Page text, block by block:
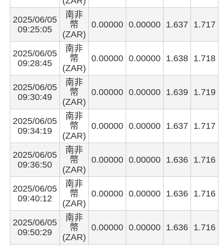
2025/06/05
09:25:05
南非
幣
(ZAR)
0.00000 0.00000 1.637 1.717
2025/06/05
09:28:45
南非
幣
(ZAR)
0.00000 0.00000 1.638 1.718
2025/06/05
09:30:49
南非
幣
(ZAR)
0.00000 0.00000 1.639 1.719
2025/06/05
09:34:19
南非
幣
(ZAR)
0.00000 0.00000 1.637 1.717
2025/06/05
09:36:50
南非
幣
(ZAR)
0.00000 0.00000 1.636 1.716
2025/06/05
09:40:12
南非
幣
(ZAR)
0.00000 0.00000 1.636 1.716
2025/06/05
09:50:29
南非
幣
(ZAR)
0.00000 0.00000 1.636 1.716